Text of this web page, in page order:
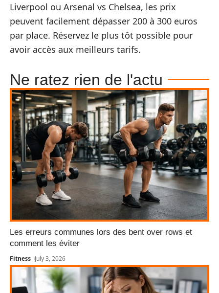
Liverpool ou Arsenal vs Chelsea, les prix
peuvent facilement dépasser 200 à 300 euros
par place. Réservez le plus tôt possible pour
avoir accès aux meilleurs tarifs.
Ne ratez rien de l'actu
Les erreurs communes lors des bent over rows et
comment les éviter
Fitness July 3, 2026